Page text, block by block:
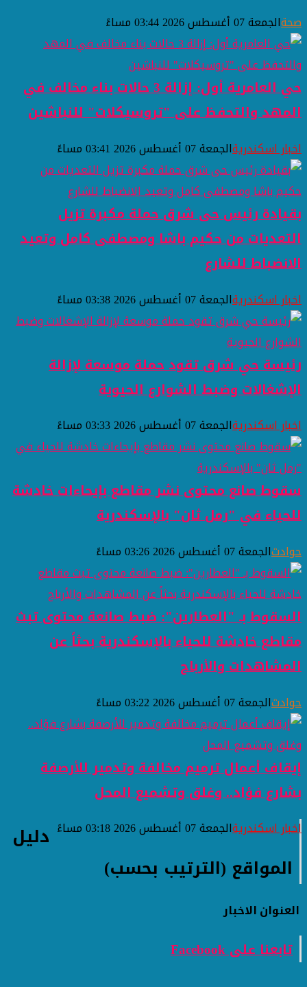
صحةالجمعة 07 أغسطس 2026 03:44 مساءً
حي العامرية أول: إزالة 3 حالات بناء مخالف في
المهد والتحفظ على "تروسيكلات" للنباشين
اخبار اسكندريةالجمعة 07 أغسطس 2026 03:41 مساءً
بقيادة رئيس حى شرق حملة مكبرة تزيل
التعديات من حكيم باشا ومصطفى كامل وتعيد
الانضباط للشارع
اخبار اسكندريةالجمعة 07 أغسطس 2026 03:38 مساءً
رئيسة حي شرق تقود حملة موسعة لإزالة
الإشغالات وضبط الشوارع الحيوية
اخبار اسكندريةالجمعة 07 أغسطس 2026 03:33 مساءً
سقوط صانع محتوى نشر مقاطع بإيحاءات خادشة
للحياء في "رمل ثان" بالإسكندرية
حوادثالجمعة 07 أغسطس 2026 03:26 مساءً
السقوط بـ "العطارين": ضبط صانعة محتوى تبث
مقاطع خادشة للحياء بالإسكندرية بحثاً عن
المشاهدات والأرباح
حوادثالجمعة 07 أغسطس 2026 03:22 مساءً
إيقاف أعمال ترميم مخالفة وتدمير للأرصفة
بشارع فؤاد.. وغلق وتشميع المحل
اخبار اسكندريةالجمعة 07 أغسطس 2026 03:18 مساءً
دليل
المواقع (الترتيب بحسب)
العنوانالاخبار
تابعنا على Facebook